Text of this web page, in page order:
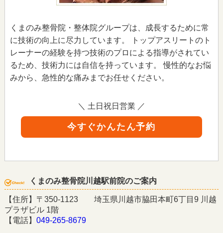
くまのみ整骨院・整体院グループは、成長するために常
に技術の向上に尽力しています。 トップアスリートのト
レーナーの経験を持つ技術のプロによる指導がされてい
るため、技術力には自信を持っています。 慢性的なお悩
みから、急性的な痛みまでお任せください。
＼ 土日祝日営業 ／
今すぐかんたん予約
くまのみ整骨院川越駅前院のご案内
【住所】〒350-1123 埼玉県川越市脇田本町6丁目9 川越
プラザビル 1階
【電話】 049-265-8679